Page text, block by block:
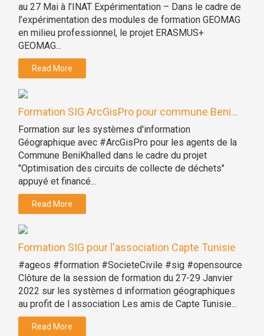
au 27 Mai à l’INAT Expérimentation – Dans le cadre de
l’expérimentation des modules de formation GEOMAG
en milieu professionnel, le projet ERASMUS+
GEOMAG...
Read More
Formation SIG ArcGisPro pour commune Beni...
Formation sur les systèmes d'information
Géographique avec #ArcGisPro pour les agents de la
Commune BeniKhalled dans le cadre du projet
"Optimisation des circuits de collecte de déchets"
appuyé et financé...
Read More
Formation SIG pour l'association Capte Tunisie
#ageos #formation #SocieteCivile #sig #opensource
Clôture de la session de formation du 27-29 Janvier
2022 sur les systèmes d information géographiques
au profit de l association Les amis de Capte Tunisie...
Read More